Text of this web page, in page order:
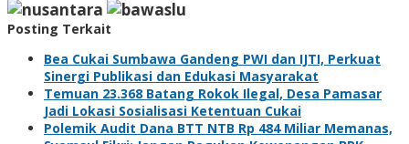
Posting Terkait
Bea Cukai Sumbawa Gandeng PWI dan IJTI, Perkuat
Sinergi Publikasi dan Edukasi Masyarakat
Temuan 23.368 Batang Rokok Ilegal, Desa Pamasar
Jadi Lokasi Sosialisasi Ketentuan Cukai
Polemik Audit Dana BTT NTB Rp 484 Miliar Memanas,